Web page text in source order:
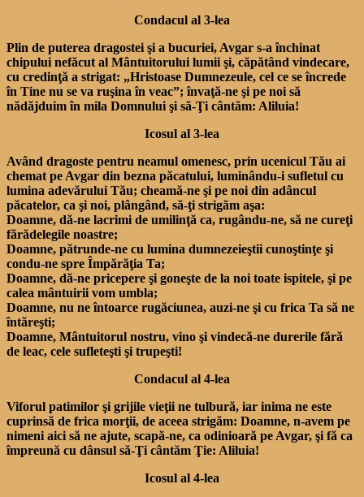
Condacul al 3-lea
Plin de puterea dragostei şi a bucuriei, Avgar s-a închinat
chipului nefăcut al Mântuitorului lumii şi, căpătând vindecare,
cu credinţă a strigat: „Hristoase Dumnezeule, cel ce se încrede
în Tine nu se va ruşina în veac”; învaţă-ne şi pe noi să
nădăjduim în mila Domnului şi să-Ţi cântăm: Aliluia!
Icosul al 3-lea
Având dragoste pentru neamul omenesc, prin ucenicul Tău ai
chemat pe Avgar din bezna păcatului, luminându-i sufletul cu
lumina adevărului Tău; cheamă-ne şi pe noi din adâncul
păcatelor, ca şi noi, plângând, să-ţi strigăm aşa:
Doamne, dă-ne lacrimi de umilinţă ca, rugându-ne, să ne cureţi
fărădelegile noastre;
Doamne, pătrunde-ne cu lumina dumnezeieştii cunoştinţe şi
condu-ne spre Împărăţia Ta;
Doamne, dă-ne pricepere şi goneşte de la noi toate ispitele, şi pe
calea mântuirii vom umbla;
Doamne, nu ne întoarce rugăciunea, auzi-ne şi cu frica Ta să ne
întăreşti;
Doamne, Mântuitorul nostru, vino şi vindecă-ne durerile fără
de leac, cele sufleteşti şi trupeşti!
Condacul al 4-lea
Viforul patimilor şi grijile vieţii ne tulbură, iar inima ne este
cuprinsă de frica morţii, de aceea strigăm: Doamne, n-avem pe
nimeni aici să ne ajute, scapă-ne, ca odinioară pe Avgar, şi fă ca
împreună cu dânsul să-Ţi cântăm Ţie: Aliluia!
Icosul al 4-lea